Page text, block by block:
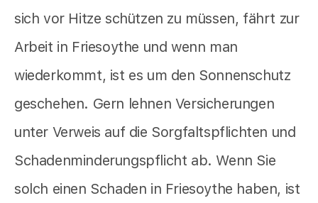
sich vor Hitze schützen zu müssen, fährt zur
Arbeit in Friesoythe und wenn man
wiederkommt, ist es um den Sonnenschutz
geschehen. Gern lehnen Versicherungen
unter Verweis auf die Sorgfaltspflichten und
Schadenminderungspflicht ab. Wenn Sie
solch einen Schaden in Friesoythe haben, ist